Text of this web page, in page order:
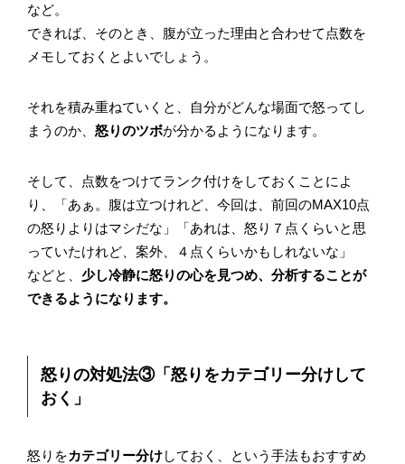
など。
できれば、そのとき、腹が立った理由と合わせて点数を
メモしておくとよいでしょう。
それを積み重ねていくと、自分がどんな場面で怒ってし
まうのか、 怒りのツボが分かるようになります。
そして、点数をつけてランク付けをしておくことによ
り、「あぁ。腹は立つけれど、今回は、前回のMAX10点
の怒りよりはマシだな」「あれは、怒り７点くらいと思
っていたけれど、案外、４点くらいかもしれないな」
などと、 少し冷静に怒りの心を見つめ、分析することが
できるようになります。
怒りの対処法③「怒りをカテゴリー分けして
おく」
怒りをカテゴリー分けしておく、という手法もおすすめ